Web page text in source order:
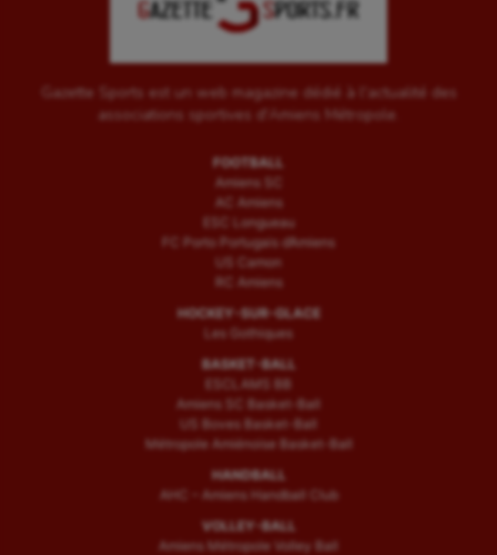
Sport-santé
Ultimate frisbee
Wakeboard
Water-polo
Gazette Sports est un web magazine dédié à l'actualité des
associations sportives d'Amiens Métropole.
FOOTBALL
Amiens SC
AC Amiens
ESC Longueau
FC Porto Portugais d’Amiens
US Camon
RC Amiens
HOCKEY-SUR-GLACE
Les Gothiques
BASKET-BALL
ESCLAMS BB
Amiens SC Basket-Ball
US Boves Basket-Ball
Métropole Amiénoise Basket-Ball
HANDBALL
AHC – Amiens Handball Club
VOLLEY-BALL
Amiens Métropole Volley Ball